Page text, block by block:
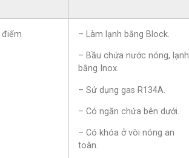
– Làm lạnh bằng Block.
– Bầu chứa nước nóng, lạnh
bằng Inox.
– Sử dụng gas R134A.
– Có ngăn chứa bên dưới.
– Có khóa ở vòi nóng an
toàn.